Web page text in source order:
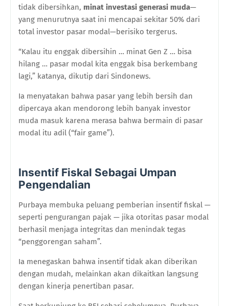
tidak dibersihkan, minat investasi generasi muda—
yang menurutnya saat ini mencapai sekitar 50% dari
total investor pasar modal—berisiko tergerus.
“Kalau itu enggak dibersihin … minat Gen Z … bisa
hilang … pasar modal kita enggak bisa berkembang
lagi,” katanya, dikutip dari Sindonews.
Ia menyatakan bahwa pasar yang lebih bersih dan
dipercaya akan mendorong lebih banyak investor
muda masuk karena merasa bahwa bermain di pasar
modal itu adil (“fair game”).
Insentif Fiskal Sebagai Umpan
Pengendalian
Purbaya membuka peluang pemberian insentif fiskal —
seperti pengurangan pajak — jika otoritas pasar modal
berhasil menjaga integritas dan menindak tegas
“penggorengan saham”.
Ia menegaskan bahwa insentif tidak akan diberikan
dengan mudah, melainkan akan dikaitkan langsung
dengan kinerja penertiban pasar.